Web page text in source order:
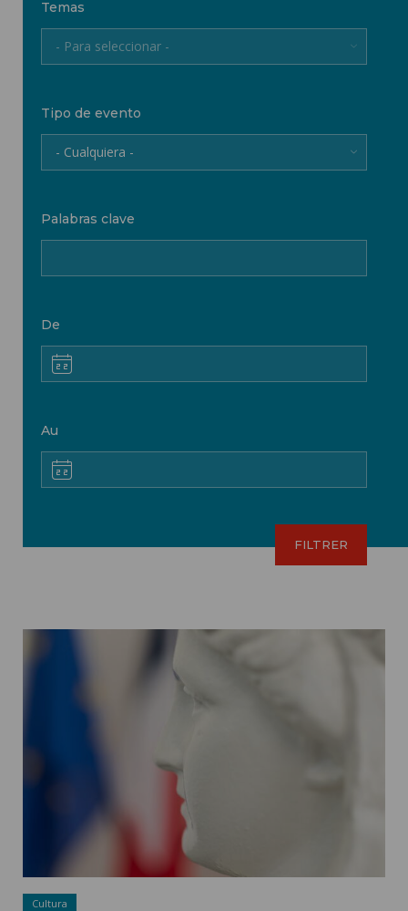
Temas
- Para seleccionar -
Tipo de evento
- Cualquiera -
Palabras clave
De
Au
Image d'illustration - Service communication ISH
Cultura